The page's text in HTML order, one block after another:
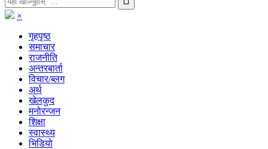
×
गृहपृष्ठ
समाचार
राजनीति
अन्तरबार्ता
विचार/ब्लग
अर्थ
खेलकुद
मनोरन्जन
शिक्षा
स्वास्थ्य
भिडियो